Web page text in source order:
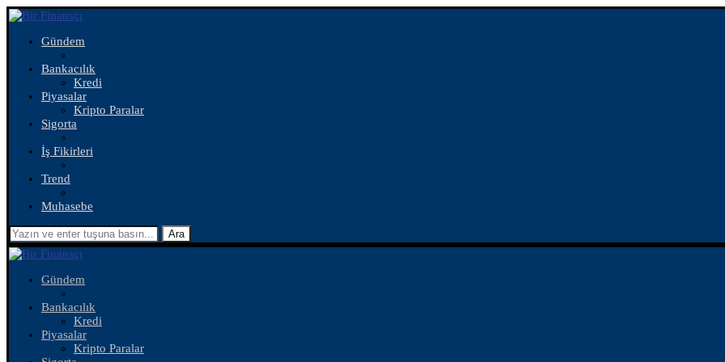
Gündem
Bankacılık
Kredi
Piyasalar
Kripto Paralar
Sigorta
İş Fikirleri
Trend
Muhasebe
Ara
Gündem
Bankacılık
Kredi
Piyasalar
Kripto Paralar